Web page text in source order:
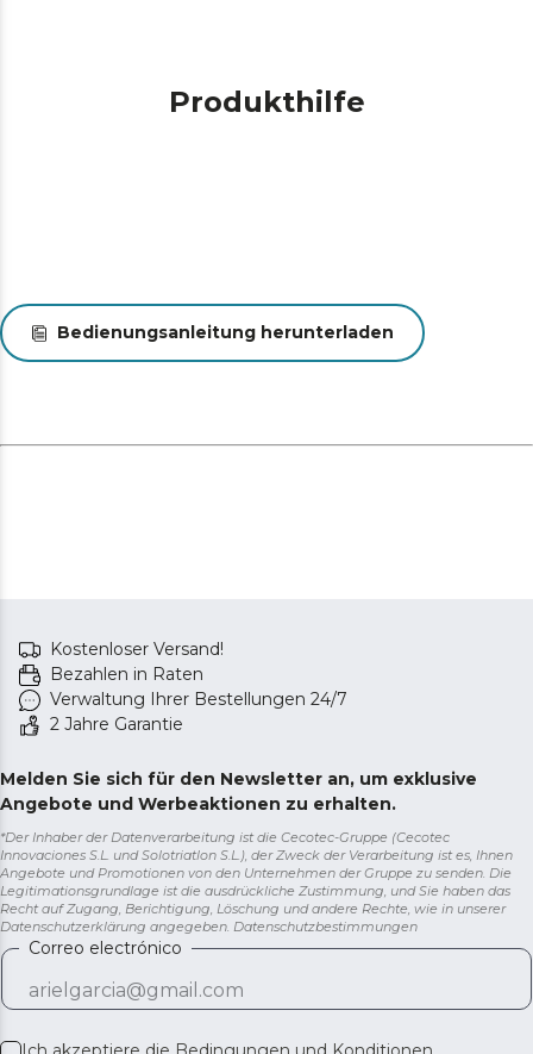
Produkthilfe
Bedienungsanleitung herunterladen
Kostenloser Versand!
Bezahlen in Raten
Verwaltung Ihrer Bestellungen 24/7
2 Jahre Garantie
Melden Sie sich für den Newsletter an, um exklusive
Angebote und Werbeaktionen zu erhalten.
*Der Inhaber der Datenverarbeitung ist die Cecotec-Gruppe (Cecotec
Innovaciones S.L. und Solotriatlon S.L.), der Zweck der Verarbeitung ist es, Ihnen
Angebote und Promotionen von den Unternehmen der Gruppe zu senden. Die
Legitimationsgrundlage ist die ausdrückliche Zustimmung, und Sie haben das
Recht auf Zugang, Berichtigung, Löschung und andere Rechte, wie in unserer
Datenschutzerklärung angegeben. Datenschutzbestimmungen
Correo electrónico